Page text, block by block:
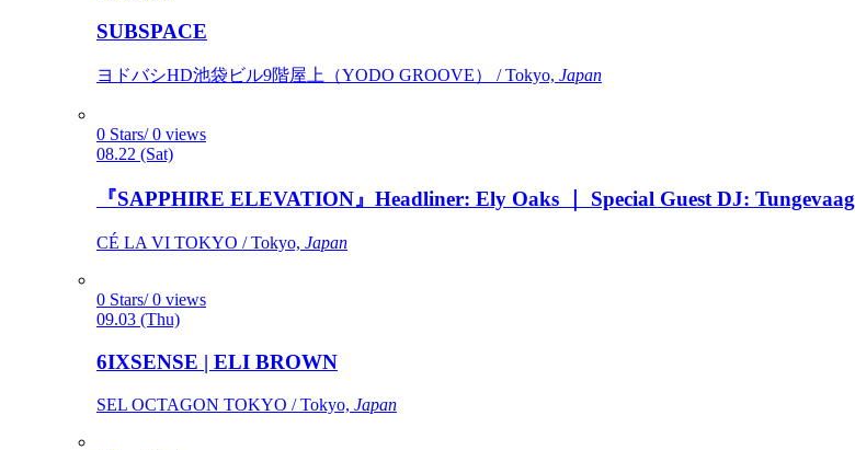
SUBSPACE
ヨドバシHD池袋ビル9階屋上（YODO GROOVE） / Tokyo, Japan
0 Stars/ 0 views
08.22 (Sat)
『SAPPHIRE ELEVATION』Headliner: Ely Oaks ｜ Special Guest DJ: Tungevaag
CÉ LA VI TOKYO / Tokyo, Japan
0 Stars/ 0 views
09.03 (Thu)
6IXSENSE | ELI BROWN
SEL OCTAGON TOKYO / Tokyo, Japan